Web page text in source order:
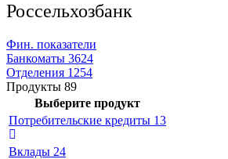
Россельхозбанк
Фин. показатели
Банкоматы 3624
Отделения 1254
Продукты 89
Выберите продукт
Потребительские кредиты 13
Вклады 24